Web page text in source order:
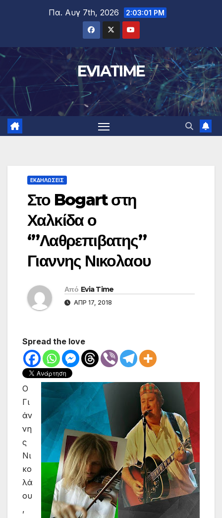
Πα. Αυγ 7th, 2026 2:03:02 PM
EVIATIME
ΕΚΔΗΛΩΣΕΙΣ
Στο Bogart στη
Χαλκίδα ο
‘”Λαθρεπιβατης”
Γιαννης Νικολαου
Από Evia Time
ΑΠΡ 17, 2018
Spread the love
Ο
Γι
άν
νη
ς
Νι
κο
λά
ου
,